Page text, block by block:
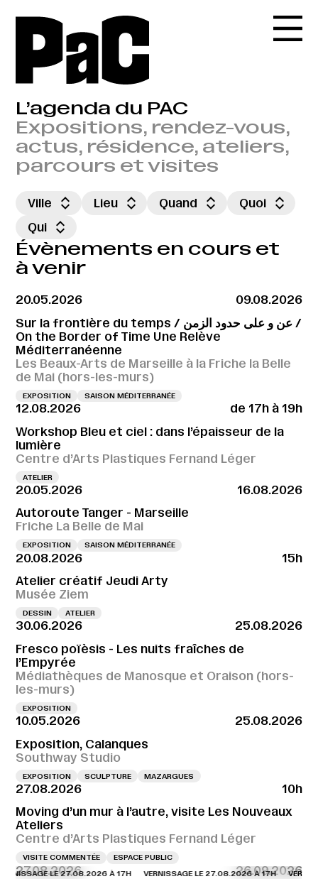
L’agenda du PAC
Expositions, rendez-vous,
actus, résidence, ateliers,
parcours et visites
Ville Lieu Quand
Quoi
Qui
Évènements en cours et
à venir
20.05.2026
09.08.2026
Sur la frontière du temps / عن و على حدود الزمن /
On the Border of Time Une Relève
Méditerranéenne
Les Beaux-Arts de Marseille à la Friche la Belle
de Mai (hors-les-murs)
EXPOSITION SAISON MÉDITERRANÉE
12.08.2026
de 17h à 19h
Workshop Bleu et ciel : dans l’épaisseur de la
lumière
Centre d’Arts Plastiques Fernand Léger
ATELIER
20.05.2026
16.08.2026
Autoroute Tanger - Marseille
Friche La Belle de Mai
EXPOSITION SAISON MÉDITERRANÉE
20.08.2026
15h
Atelier créatif Jeudi Arty
Musée Ziem
DESSIN ATELIER
30.06.2026
25.08.2026
Fresco poïèsis - Les nuits fraîches de
l’Empyrée
Médiathèques de Manosque et Oraison (hors-
les-murs)
EXPOSITION
10.05.2026
25.08.2026
Exposition, Calanques
Southway Studio
EXPOSITION SCULPTURE MAZARGUES
27.08.2026
10h
Moving d’un mur à l’autre, visite Les Nouveaux
Ateliers
Centre d’Arts Plastiques Fernand Léger
VISITE COMMENTÉE ESPACE PUBLIC
27.08.2026 26.09.2026
LE 27.08.2026 À 17H VERNISSAGE LE 27.08.2026 À 17H